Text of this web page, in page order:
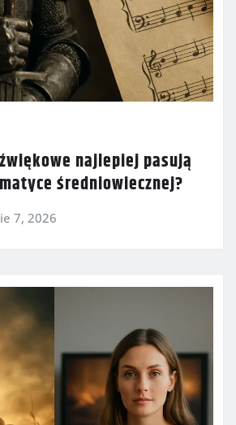
najlepiej pasują
średniowiecznej?
7, 2026